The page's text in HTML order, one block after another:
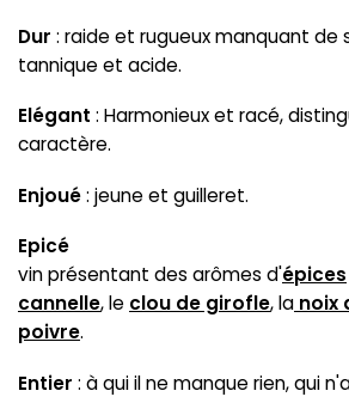
Dur : raide et rugueux manquant de
tannique et acide.
Elégant : Harmonieux et racé,
caractère.
Enjoué: jeune et guilleret.
Epicé
vin présentant des arômes d'épices
cannelle, le clou de girofle, la noix
poivre.
Entier : à qui il ne manque rien, qui